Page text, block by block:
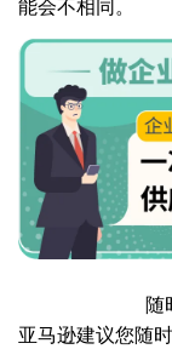
能会不相同。
随
亚马逊建议您随